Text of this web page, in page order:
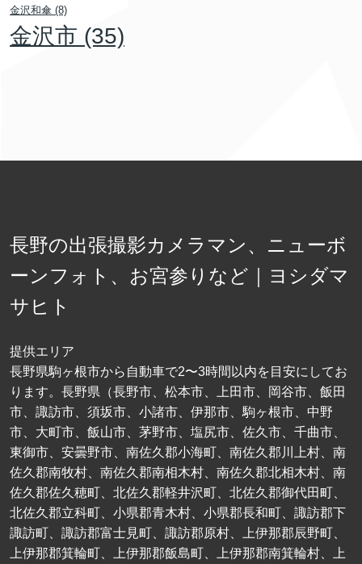
金沢和傘 (8)
金沢市 (35)
長野の出張撮影カメラマン、ニューボ
ーンフォト、お宮参りなど｜ヨシダマ
サヒト
提供エリア
長野県駒ヶ根市から自動車で2〜3時間以内を目安にしてお
ります。長野県（長野市、松本市、上田市、岡谷市、飯田
市、諏訪市、須坂市、小諸市、伊那市、駒ヶ根市、中野
市、大町市、飯山市、茅野市、塩尻市、佐久市、千曲市、
東御市、安曇野市、南佐久郡小海町、南佐久郡川上村、南
佐久郡南牧村、南佐久郡南相木村、南佐久郡北相木村、南
佐久郡佐久穂町、北佐久郡軽井沢町、北佐久郡御代田町、
北佐久郡立科町、小県郡青木村、小県郡長和町、諏訪郡下
諏訪町、諏訪郡富士見町、諏訪郡原村、上伊那郡辰野町、
上伊那郡箕輪町、上伊那郡飯島町、上伊那郡南箕輪村、上